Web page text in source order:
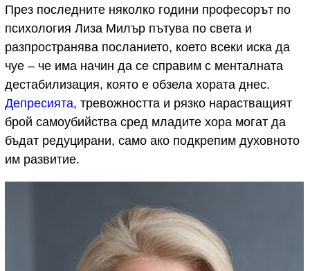
През последните няколко години професорът по
психология Лиза Милър пътува по света и
разпространява посланието, което всеки иска да
чуе – че има начин да се справим с менталната
дестабилизация, която е обзела хората днес.
Депресията, тревожността и рязко нарастващият
брой самоубийства сред младите хора могат да
бъдат редуцирани, само ако подкрепим духовното
им развитие.